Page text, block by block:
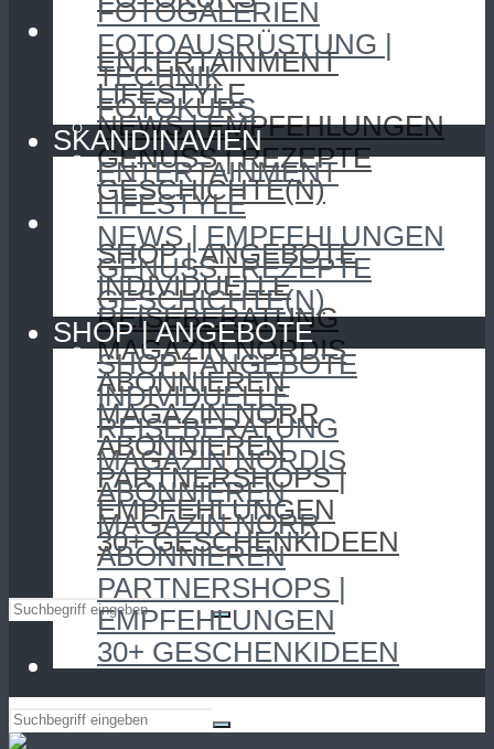
SKANDINAVIEN
ENTERTAINMENT
LIFESTYLE
NEWS | EMPFEHLUNGEN
GENUSS | REZEPTE
GESCHICHTE(N)
SHOP | ANGEBOTE
SHOP | ANGEBOTE
INDIVIDUELLE
REISEBERATUNG
MAGAZIN NORDIS
ABONNIEREN
MAGAZIN NORR
ABONNIEREN
PARTNERSHOPS |
EMPFEHLUNGEN
30+ GESCHENKIDEEN
FOTOGALERIEN
FOTOAUSRÜSTUNG |
TECHNIK
FOTOKURS
SKANDINAVIEN
ENTERTAINMENT
LIFESTYLE
NEWS | EMPFEHLUNGEN
GENUSS | REZEPTE
GESCHICHTE(N)
SHOP | ANGEBOTE
SHOP | ANGEBOTE
INDIVIDUELLE
REISEBERATUNG
MAGAZIN NORDIS
ABONNIEREN
MAGAZIN NORR
ABONNIEREN
PARTNERSHOPS |
EMPFEHLUNGEN
30+ GESCHENKIDEEN